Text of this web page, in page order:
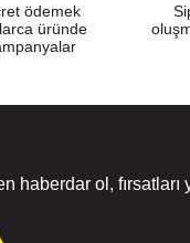
ödemek
üründe
haberdar ol, fırsatları